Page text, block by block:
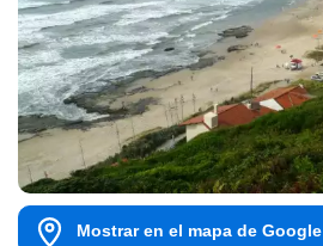
Mostrar en el mapa de Google